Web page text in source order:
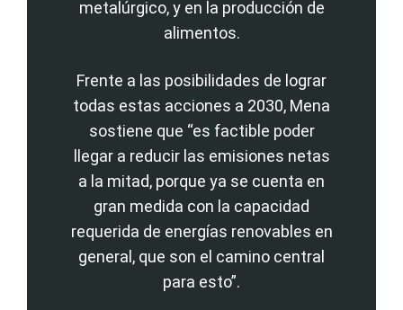
metalúrgico, y en la producción de
alimentos.
Frente a las posibilidades de lograr
todas estas acciones a 2030, Mena
sostiene que “es factible poder
llegar a reducir las emisiones netas
a la mitad, porque ya se cuenta en
gran medida con la capacidad
requerida de energías renovables en
general, que son el camino central
para esto”.